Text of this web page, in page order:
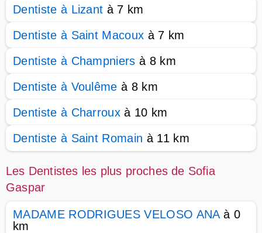
Dentiste à Lizant à 7 km
Dentiste à Saint Macoux à 7 km
Dentiste à Champniers à 8 km
Dentiste à Voulême à 8 km
Dentiste à Charroux à 10 km
Dentiste à Saint Romain à 11 km
Les Dentistes les plus proches de Sofia
Gaspar
MADAME RODRIGUES VELOSO ANAà 0
km